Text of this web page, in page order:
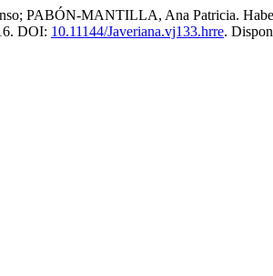
PABÓN-MANTILLA, Ana Patricia.
DOI: 10.11144/Javeriana.vj133.hrre.